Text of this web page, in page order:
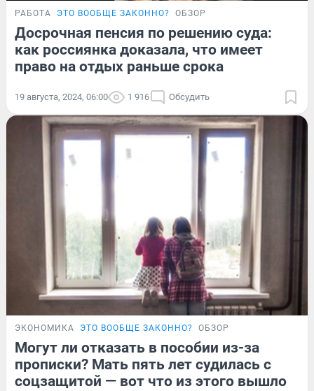
РАБОТА ЭТО ВООБЩЕ ЗАКОННО? ОБЗОР
Досрочная пенсия по решению суда:
как россиянка доказала, что имеет
право на отдых раньше срока
19 августа, 2024, 06:00 1 916 Обсудить
ЭКОНОМИКА ЭТО ВООБЩЕ ЗАКОННО? ОБЗОР
Могут ли отказать в пособии из-за
прописки? Мать пять лет судилась с
соцзащитой — вот что из этого вышло